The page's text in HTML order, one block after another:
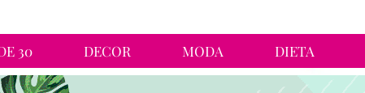
30 DECOR MODA DIETA